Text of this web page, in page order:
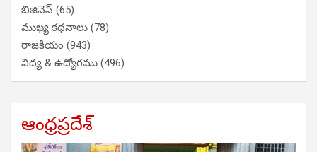
బిజినెస్ (65)
ముఖ్య కథనాలు (78)
రాజకీయం (943)
విద్య & ఉద్యోగము (496)
ఆంధ్రప్రదేశ్